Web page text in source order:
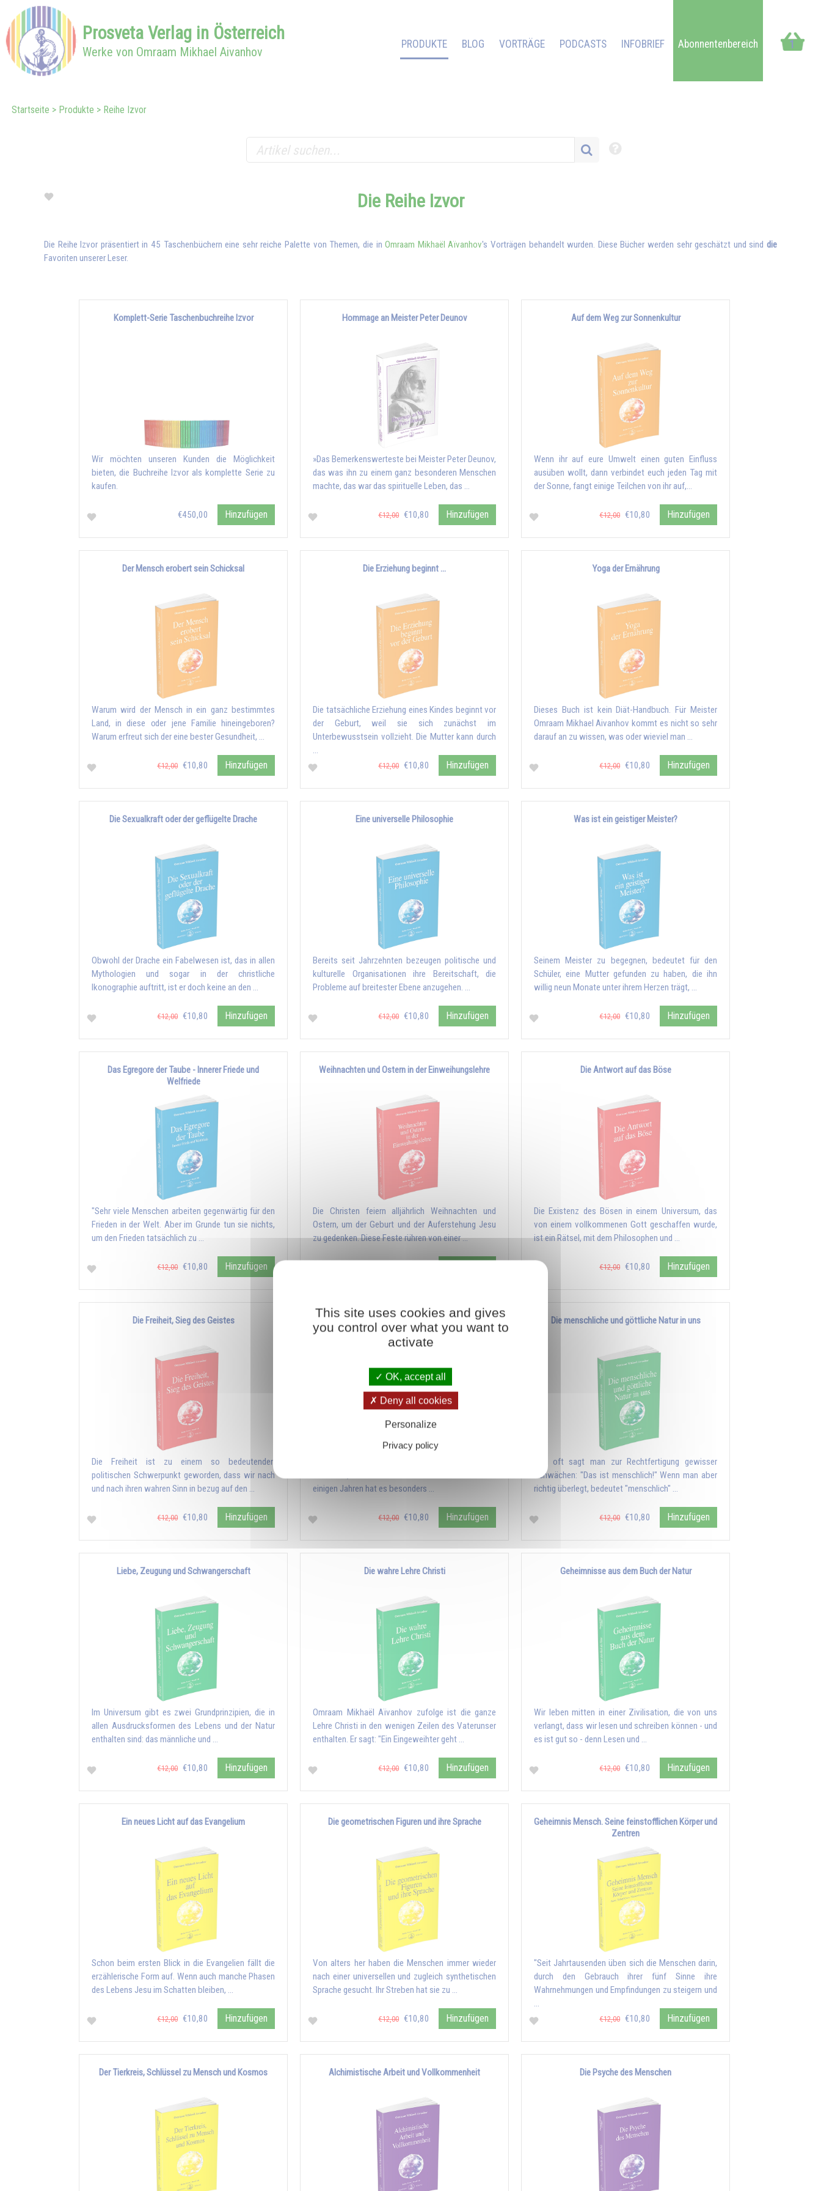
Prosveta Verlag in Österreich
Werke von Omraam Mikhael Aivanhov
PRODUKTE BLOG VORTRÄGE PODCASTS INFOBRIEF 1
Abonnentenbereich
Startseite Produkte Reihe Izvor
Die Reihe Izvor
Die Reihe Izvor präsentiert in 45 Taschenbüchern eine sehr reiche Palette von Themen, die inOmraam Mikhaël Aïvanhov's Vorträgen behandelt wurden. Diese Bücher werden sehr geschätzt und sinddie
Favoriten unserer Leser.
Komplett-Serie Taschenbuchreihe Izvor
Wir möchten unseren Kunden die Möglichkeit
bieten, die Buchreihe Izvor als komplette Serie zu
kaufen.
€450,00 Hinzufügen
Hommage an Meister Peter Deunov
»Das Bemerkenswerteste bei Meister Peter Deunov,
das was ihn zu einem ganz besonderen Menschen
machte, das war das spirituelle Leben, das …
€12,00 €10,80 Hinzufügen
Auf dem Weg zur Sonnenkultur
Wenn ihr auf eure Umwelt einen guten Einfluss
ausüben wollt, dann verbindet euch jeden Tag mit
der Sonne, fangt einige Teilchen von ihr auf,…
€12,00 €10,80 Hinzufügen
Der Mensch erobert sein Schicksal
Warum wird der Mensch in ein ganz bestimmtes
Land, in diese oder jene Familie hineingeboren?
Warum erfreut sich der eine bester Gesundheit, …
€12,00 €10,80 Hinzufügen
Die Erziehung beginnt ...
Die tatsächliche Erziehung eines Kindes beginnt vor
der Geburt, weil sie sich zunächst im
Unterbewusstsein vollzieht. Die Mutter kann durch
…
€12,00 €10,80 Hinzufügen
Yoga der Ernährung
Dieses Buch ist kein Diät-Handbuch. Für Meister
Omraam Mikhael Aivanhov kommt es nicht so sehr
darauf an zu wissen, was oder wieviel man …
€12,00 €10,80 Hinzufügen
Die Sexualkraft oder der geflügelte Drache
Obwohl der Drache ein Fabelwesen ist, das in allen
Mythologien und sogar in der christliche
Ikonographie auftritt, ist er doch keine an den …
€12,00 €10,80 Hinzufügen
Eine universelle Philosophie
Bereits seit Jahrzehnten bezeugen politische und
kulturelle Organisationen ihre Bereitschaft, die
Probleme auf breitester Ebene anzugehen. …
€12,00 €10,80 Hinzufügen
Was ist ein geistiger Meister?
Seinem Meister zu begegnen, bedeutet für den
Schüler, eine Mutter gefunden zu haben, die ihn
willig neun Monate unter ihrem Herzen trägt, …
€12,00 €10,80 Hinzufügen
Das Egregore der Taube - Innerer Friede und
Welfriede
"Sehr viele Menschen arbeiten gegenwärtig für den
Frieden in der Welt. Aber im Grunde tun sie nichts,
um den Frieden tatsächlich zu …
€12,00 €10,80 Hinzufügen
Weihnachten und Ostern in der Einweihungslehre
Die Christen feiern alljährlich Weihnachten und
Ostern, um der Geburt und der Auferstehung Jesu
zu gedenken. Diese Feste rühren von einer …
Die Antwort auf das Böse
Die Existenz des Bösen in einem Universum, das
von einem vollkommenen Gott geschaffen wurde,
ist ein Rätsel, mit dem Philosophen und …
€12,00 €10,80 Hinzufügen
Die Freiheit, Sieg des Geistes
Die Freiheit ist zu einem so bedeutenden
politischen Schwerpunkt geworden, dass wir nach
und nach ihren wahren Sinn in bezug auf den …
€12,00 €10,80 Hinzufügen
Das Licht, lebendiger Geist
einigen Jahren hat es besonders …
€12,00 €10,80 Hinzufügen
Die menschliche und göttliche Natur in uns
Wie oft sagt man zur Rechtfertigung gewisser
Schwächen: "Das ist menschlich!" Wenn man aber
richtig überlegt, bedeutet "menschlich" …
€12,00 €10,80 Hinzufügen
Liebe, Zeugung und Schwangerschaft
Im Universum gibt es zwei Grundprinzipien, die in
allen Ausdrucksformen des Lebens und der Natur
enthalten sind: das männliche und …
€12,00 €10,80 Hinzufügen
Die wahre Lehre Christi
Omraam Mikhaël Aïvanhov zufolge ist die ganze
Lehre Christi in den wenigen Zeilen des Vaterunser
enthalten. Er sagt: "Ein Eingeweihter geht …
€12,00 €10,80 Hinzufügen
Geheimnisse aus dem Buch der Natur
Wir leben mitten in einer Zivilisation, die von uns
verlangt, dass wir lesen und schreiben können - und
es ist gut so - denn Lesen und …
€12,00 €10,80 Hinzufügen
Ein neues Licht auf das Evangelium
Schon beim ersten Blick in die Evangelien fällt die
erzählerische Form auf. Wenn auch manche Phasen
des Lebens Jesu im Schatten bleiben, …
€12,00 €10,80 Hinzufügen
Die geometrischen Figuren und ihre Sprache
Von alters her haben die Menschen immer wieder
nach einer universellen und zugleich synthetischen
Sprache gesucht. Ihr Streben hat sie zu …
€12,00 €10,80 Hinzufügen
Geheimnis Mensch. Seine feinstofflichen Körper und
Zentren
"Seit Jahrtausenden üben sich die Menschen darin,
durch den Gebrauch ihrer fünf Sinne ihre
Wahrnehmungen und Empfindungen zu steigern und
…
€12,00 €10,80 Hinzufügen
Der Tierkreis, Schlüssel zu Mensch und Kosmos Alchimistische Arbeit und Vollkommenheit Die Psyche des Menschen
This site uses cookies and gives
you control over what you want to
activate
OK, accept all
Deny all cookies
Personalize
Privacy policy